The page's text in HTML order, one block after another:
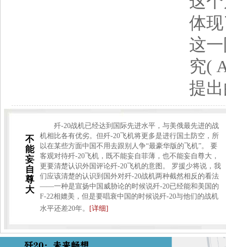
体
这
究(
提
不
能
妄
自
尊
大
歼-20战机已经达到国际先进水平，与美俄最先进的战
机相比各有优劣。但歼-20飞机将更多是进行国土防空，所
以在某些方面中国不用去跟别人争“最豪华版的飞机”。 要
客观对待歼-20飞机，既不能妄自菲薄，也不能妄自尊大，
更要清楚认识外国评论歼-20飞机的意图。 罗援少将说，我
们应该清楚的认识到国外对歼-20战机两种截然相反的看法
——一种是宣扬中国威胁论的时候说歼-20已经能和美国的
F-22相媲美，但是要唱衰中国的时候说歼-20与他们的战机
水平还差20年。 [详细]